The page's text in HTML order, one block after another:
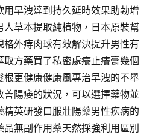
用早洩達到持久延時效果助勃增
人草本提取純植物，日本原裝幫
格外痔肉球有效解決提升男性有
方藥買了私密處癢止癢膏幾個
根更健康健康風專治早洩的不舉
善陽痿的狀況，可以選擇藥物並
精英研發口服壯陽藥男性疾病的
無副作用藥天然採強利用區別